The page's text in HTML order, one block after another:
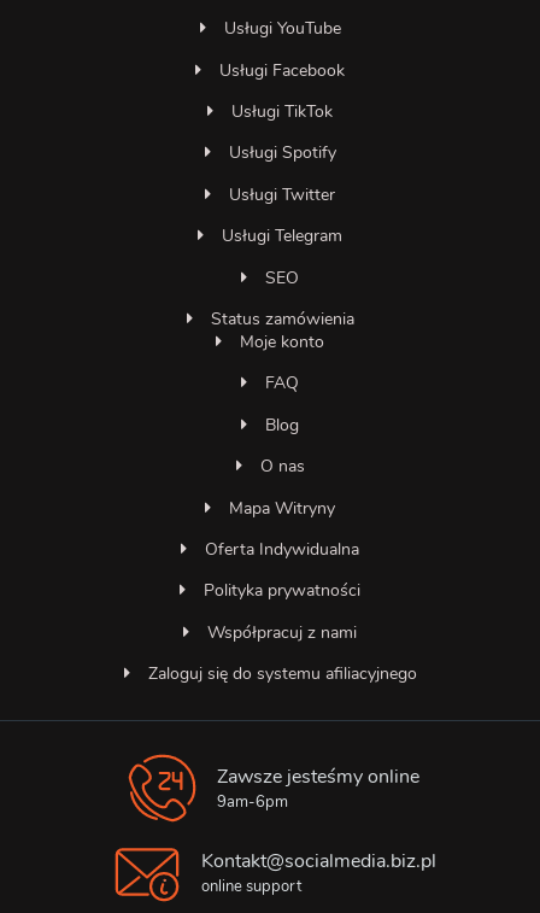
Asystent SocialMedia
Online — odpowiada natychmiast
Usługi YouTube
Usługi Facebook
Usługi TikTok
Usługi Spotify
Usługi Twitter
Usługi Telegram
SEO
Status zamówienia
Moje konto
FAQ
Blog
O nas
Mapa Witryny
Oferta Indywidualna
Polityka prywatności
Współpracuj z nami
Zaloguj się do systemu afiliacyjnego
Zawsze jesteśmy online
9am-6pm
Kontakt@socialmedia.biz.pl
online support